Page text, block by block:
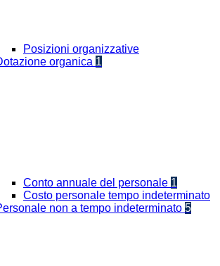
Posizioni organizzative
organica 1
Conto annuale del personale 1
Costo personale tempo indeterminato
non a tempo indeterminato 5